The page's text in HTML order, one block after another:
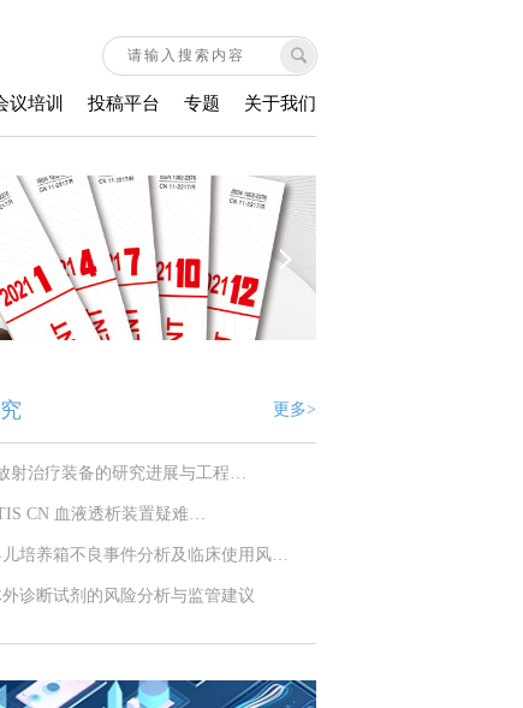
议培训 投稿平台 专题 关于我们
更多>
射治疗装备的研究进展与工程…
CN 血液透析装置疑难…
培养箱不良事件分析及临床使用风…
诊断试剂的风险分析与监管建议